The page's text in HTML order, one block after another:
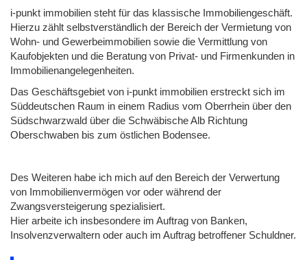
i-punkt immobilien steht für das klassische Immobiliengeschäft.
Hierzu zählt selbstverständlich der Bereich der Vermietung von
Wohn- und Gewerbeimmobilien sowie die Vermittlung von
Kaufobjekten und die Beratung von Privat- und Firmenkunden in
Immobilienangelegenheiten.
Das Geschäftsgebiet von i-punkt immobilien erstreckt sich im
Süddeutschen Raum in einem Radius vom Oberrhein über den
Südschwarzwald über die Schwäbische Alb Richtung
Oberschwaben bis zum östlichen Bodensee.
Des Weiteren habe ich mich auf den Bereich der Verwertung
von Immobilienvermögen vor oder während der
Zwangsversteigerung spezialisiert.
Hier arbeite ich insbesondere im Auftrag von Banken,
Insolvenzverwaltern oder auch im Auftrag betroffener Schuldner.